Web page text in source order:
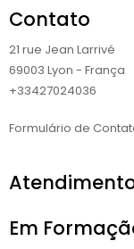
Contato
21 rue Jean Larrivé
69003 Lyon - França
+33427024036
Formulário de
Em